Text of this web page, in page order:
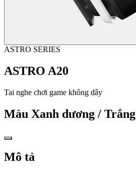
ASTRO SERIES
ASTRO A20
Tai nghe chơi game không dây
Màu Xanh dương / Trắng
Mô tả